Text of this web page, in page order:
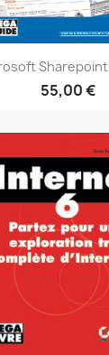
55,00 €